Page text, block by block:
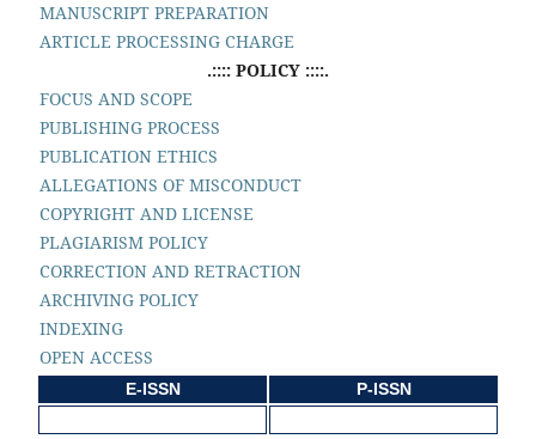
MANUSCRIPT PREPARATION
ARTICLE PROCESSING CHARGE
.:::: POLICY ::::.
FOCUS AND SCOPE
PUBLISHING PROCESS
PUBLICATION ETHICS
ALLEGATIONS OF MISCONDUCT
COPYRIGHT AND LICENSE
PLAGIARISM POLICY
CORRECTION AND RETRACTION
ARCHIVING POLICY
INDEXING
OPEN ACCESS
E-ISSN P-ISSN